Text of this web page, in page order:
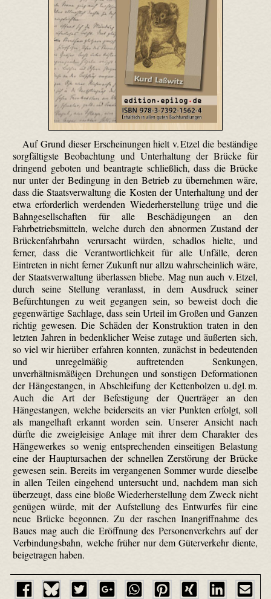
Auf Grund dieser Erscheinungen hielt v. Etzel die beständige
sorgfältigste Beobachtung und Unterhaltung der Brücke für
dringend geboten und beantragte schließlich, dass die Brücke
nur unter der Bedingung in den Betrieb zu übernehmen wäre,
dass die Staatsverwaltung die Kosten der Unterhaltung und der
etwa erforderlich werdenden Wiederherstellung trüge und die
Bahngesellschaften für alle Beschädigungen an den
Fahrbetriebsmitteln, welche durch den abnormen Zustand der
Brückenfahrbahn verursacht würden, schadlos hielte, und
ferner, dass die Verantwortlichkeit für alle Unfälle, deren
Eintreten in nicht ferner Zukunft nur allzu wahrscheinlich wäre,
der Staatsverwaltung überlassen bliebe. Mag nun auch v. Etzel,
durch seine Stellung veranlasst, in dem Ausdruck seiner
Befürchtungen zu weit gegangen sein, so beweist doch die
gegenwärtige Sachlage, dass sein Urteil im Großen und Ganzen
richtig gewesen. Die Schäden der Konstruktion traten in den
letzten Jahren in bedenklicher Weise zutage und äußerten sich,
so viel wir hierüber erfahren konnten, zunächst in bedeutenden
und unregelmäßig auftretenden Senkungen,
unverhältnismäßigen Drehungen und sonstigen Deformationen
der Hängestangen, in Abschleifung der Kettenbolzen u. dgl. m.
Auch die Art der Befestigung der Querträger an den
Hängestangen, welche beiderseits an vier Punkten erfolgt, soll
als mangelhaft erkannt worden sein. Unserer Ansicht nach
dürfte die zweigleisige Anlage mit ihrer dem Charakter des
Hängewerkes so wenig entsprechenden einseitigen Belastung
eine der Hauptursachen der schnellen Zerstörung der Brücke
gewesen sein. Bereits im vergangenen Sommer wurde dieselbe
in allen Teilen eingehend untersucht und, nachdem man sich
überzeugt, dass eine bloße Wiederherstellung dem Zweck nicht
genügen würde, mit der Aufstellung des Entwurfes für eine
neue Brücke begonnen. Zu der raschen Inangriffnahme des
Baues mag auch die Eröffnung des Personenverkehrs auf der
Verbindungsbahn, welche früher nur dem Güterverkehr diente,
beigetragen haben.